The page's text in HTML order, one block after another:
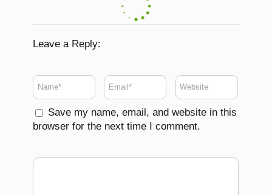
Leave a Reply:
Save my name, email, and website in this
browser for the next time I comment.